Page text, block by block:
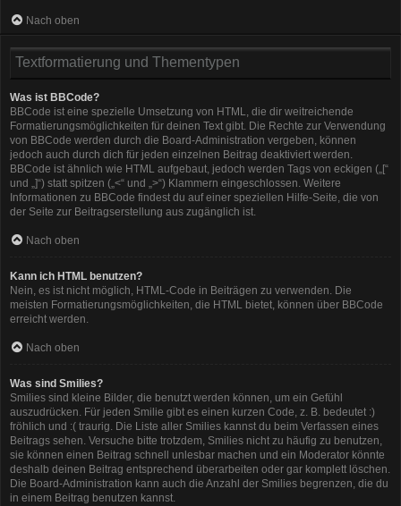
Nach oben
Textformatierung und Thementypen
Was ist BBCode?
BBCode ist eine spezielle Umsetzung von HTML, die dir weitreichende
Formatierungsmöglichkeiten für deinen Text gibt. Die Rechte zur Verwendung
von BBCode werden durch die Board-Administration vergeben, können
jedoch auch durch dich für jeden einzelnen Beitrag deaktiviert werden.
BBCode ist ähnlich wie HTML aufgebaut, jedoch werden Tags von eckigen („[“
und „]“) statt spitzen („<“ und „>“) Klammern eingeschlossen. Weitere
Informationen zu BBCode findest du auf einer speziellen Hilfe-Seite, die von
der Seite zur Beitragserstellung aus zugänglich ist.
Nach oben
Kann ich HTML benutzen?
Nein, es ist nicht möglich, HTML-Code in Beiträgen zu verwenden. Die
meisten Formatierungsmöglichkeiten, die HTML bietet, können über BBCode
erreicht werden.
Nach oben
Was sind Smilies?
Smilies sind kleine Bilder, die benutzt werden können, um ein Gefühl
auszudrücken. Für jeden Smilie gibt es einen kurzen Code, z. B. bedeutet :)
fröhlich und :( traurig. Die Liste aller Smilies kannst du beim Verfassen eines
Beitrags sehen. Versuche bitte trotzdem, Smilies nicht zu häufig zu benutzen,
sie können einen Beitrag schnell unlesbar machen und ein Moderator könnte
deshalb deinen Beitrag entsprechend überarbeiten oder gar komplett löschen.
Die Board-Administration kann auch die Anzahl der Smilies begrenzen, die du
in einem Beitrag benutzen kannst.